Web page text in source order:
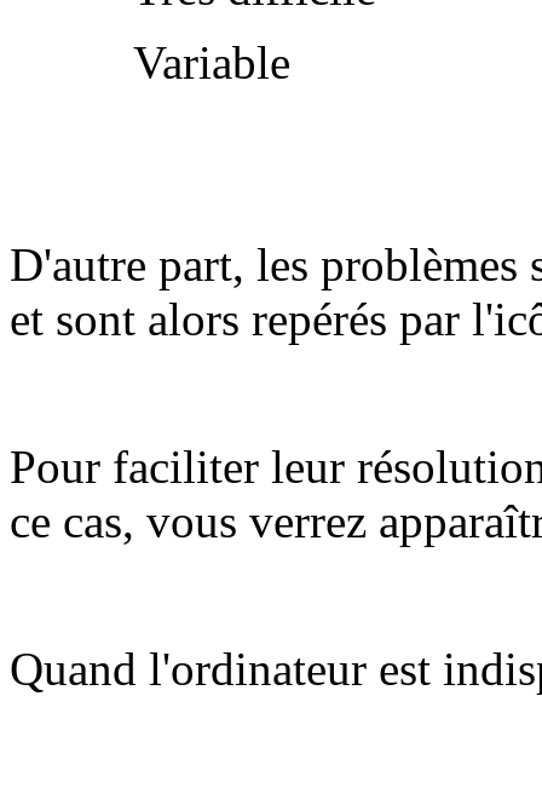
Variable
D'autre part, les problèmes
et sont alors repérés par
Pour faciliter leur
ce cas, vous verrez
Quand l'ordinateur est